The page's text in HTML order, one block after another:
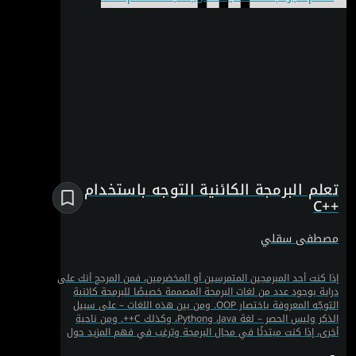
تعلم البرمجة الكائنية التوجه باستخدام
++C
مصطفى سقلي
إذا كنت أحد المبرمجين المتمرسين أو المخضرمين، فمن المرجح أنك على
دراية بوجود عدد من لغات البرمجة المصممة خصيصًا للبرمجة كائنية
التوجّه المعروفة باختصار OOP. ومن بين هذه اللغات – على سبيل
الذكر وليس الحصر – لغة Java، وPython، وكذلك C++. ومن ناحية
أخرى، إذا كنت مبتدئًا في مجال البرمجة وترغب في فهم المزيد حول